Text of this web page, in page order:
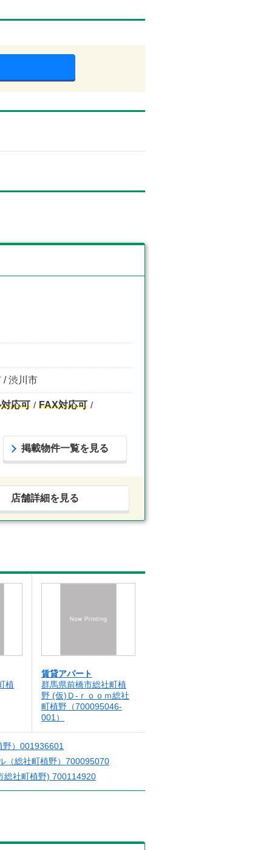
/ 渋川市
応可
FAX対応可
掲載物件一覧を見る
店舗詳細を見る
植
賃貸アパート
群馬県前橋市総社町植
野 (仮)Ｄ-ｒｏｏｍ総社
町植野（700095046-
001）
野）001936601
（総社町植野）700095070
総社町植野) 700114920